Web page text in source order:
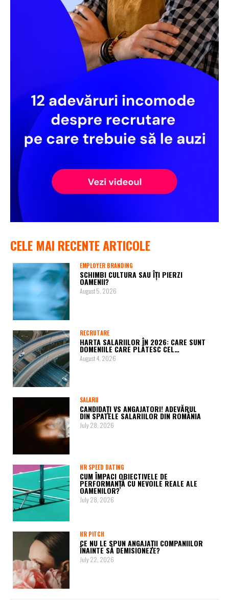
CELE MAI RECENTE ARTICOLE
EMPLOYER BRANDING
SCHIMBI CULTURA SAU ÎȚI PIERZI
OAMENII?
August 5, 2026
RECRUTARE
HARTA SALARIILOR ÎN 2026: CARE SUNT
DOMENIILE CARE PLĂTESC CEL…
August 4, 2026
SALARII
CANDIDAȚI VS ANGAJATORI! ADEVĂRUL
DIN SPATELE SALARIILOR DIN ROMÂNIA
July 28, 2026
HR SPEED DATING
CUM ÎMPACI OBIECTIVELE DE
PERFORMANȚĂ CU NEVOILE REALE ALE
OAMENILOR?
July 28, 2026
HR PITCH
CE NU LE SPUN ANGAJAȚII COMPANIILOR
ÎNAINTE SĂ DEMISIONEZE?
July 22, 2026